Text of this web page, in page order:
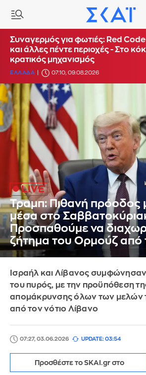
Συναγερμός για φωτιές: Red Code
και άλλες πέντε περιοχές - Στο
κρατικός μηχανισμός
ΕΛΛΑΔΑ 07:10, 09.08.2026
Τραμπ: Πιθανή πρόοδος
μέσα στο
Προσπαθούμε να
ζήτημα του Ορμούζ από
Ισραήλ και Λίβανος
του πυρός, με την προϋπόθεση
απομάκρυνσης όλων των μελών
από τον νότιο Λίβανο
07:27, 03.06.2026 UPDATE: 03:54
Προσθέστε το SKAI.gr στο